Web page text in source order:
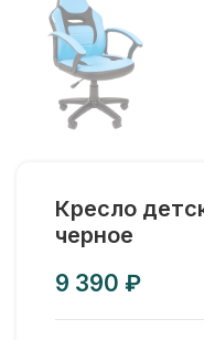
Кресло
черное
₽